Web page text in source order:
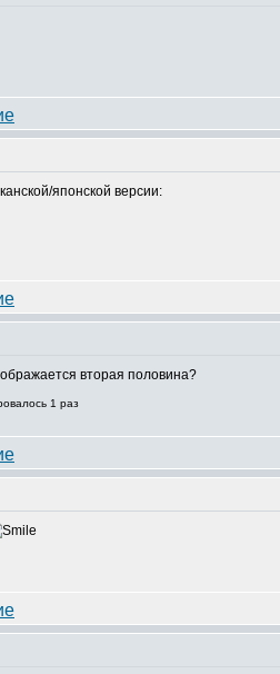
японской версии:
вторая половина?
1 раз